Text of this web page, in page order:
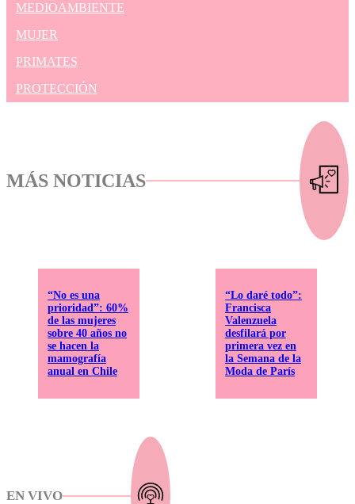
MEDIOAMBIENTE
MUJER
PRIMATES
PROTECCIÓN
MÁS NOTICIAS
“No es una
prioridad”: 60%
de las mujeres
sobre 40 años no
se hacen la
mamografía
anual en Chile
“Lo daré todo”:
Francisca
Valenzuela
desfilará por
primera vez en
la Semana de la
Moda de París
EN VIVO